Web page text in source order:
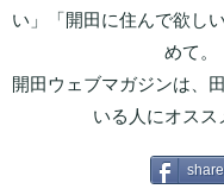
い」「開田に住んで欲し
めて。
開田ウェブマガジンは、
いる人にオスス
share